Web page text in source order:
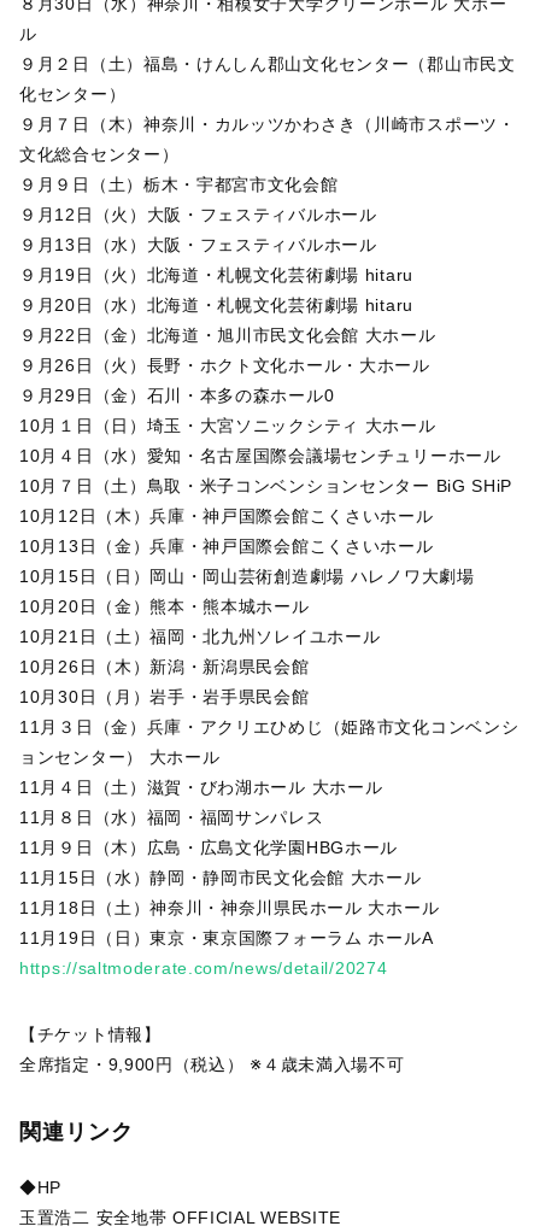
ル
９月２日（土）福島・けんしん郡山文化センター（郡山市民文
化センター）
９月７日（木）神奈川・カルッツかわさき（川崎市スポーツ・
文化総合センター）
９月９日（土）栃木・宇都宮市文化会館
９月12日（火）大阪・フェスティバルホール
９月13日（水）大阪・フェスティバルホール
９月19日（火）北海道・札幌文化芸術劇場 hitaru
９月20日（水）北海道・札幌文化芸術劇場 hitaru
９月22日（金）北海道・旭川市民文化会館 大ホール
９月26日（火）長野・ホクト文化ホール・大ホール
９月29日（金）石川・本多の森ホール0
10月１日（日）埼玉・大宮ソニックシティ 大ホール
10月４日（水）愛知・名古屋国際会議場センチュリーホール
10月７日（土）鳥取・米子コンベンションセンター BiG SHiP
10月12日（木）兵庫・神戸国際会館こくさいホール
10月13日（金）兵庫・神戸国際会館こくさいホール
10月15日（日）岡山・岡山芸術創造劇場 ハレノワ大劇場
10月20日（金）熊本・熊本城ホール
10月21日（土）福岡・北九州ソレイユホール
10月26日（木）新潟・新潟県民会館
10月30日（月）岩手・岩手県民会館
11月３日（金）兵庫・アクリエひめじ（姫路市文化コンベンシ
ョンセンター） 大ホール
11月４日（土）滋賀・びわ湖ホール 大ホール
11月８日（水）福岡・福岡サンパレス
11月９日（木）広島・広島文化学園HBGホール
11月15日（水）静岡・静岡市民文化会館 大ホール
11月18日（土）神奈川・神奈川県民ホール 大ホール
11月19日（日）東京・東京国際フォーラム ホールA
https://saltmoderate.com/news/detail/20274
【チケット情報】
全席指定・9,900円（税込） ※４歳未満入場不可
関連リンク
◆HP
玉置浩二 安全地帯 OFFICIAL WEBSITE